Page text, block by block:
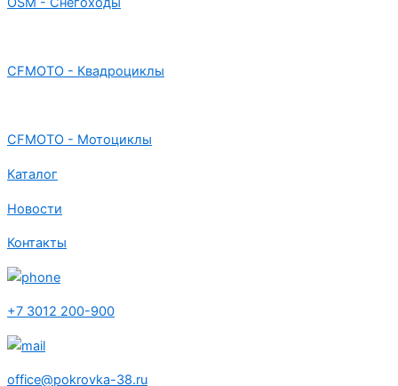
CFMOTO - Квадроциклы
CFMOTO - Мотоциклы
Каталог
Новости
Контакты
+7 3012 200-900
office@pokrovka-38.ru